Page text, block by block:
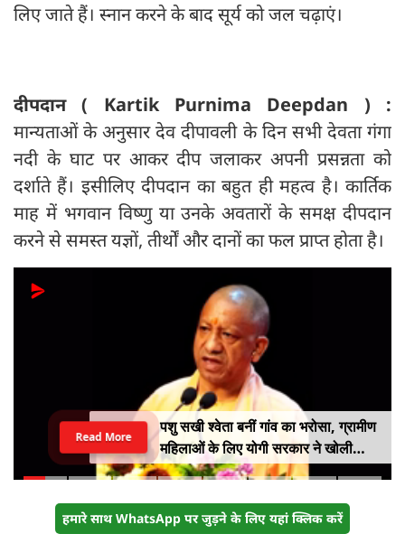
लिए जाते हैं। स्नान करने के बाद सूर्य को जल चढ़ाएं।
दीपदान ( Kartik Purnima Deepdan ) :
मान्यताओं के अनुसार देव दीपावली के दिन सभी देवता गंगा
नदी के घाट पर आकर दीप जलाकर अपनी प्रसन्नता को
दर्शाते हैं। इसीलिए दीपदान का बहुत ही महत्व है। कार्तिक
माह में भगवान विष्णु या उनके अवतारों के समक्ष दीपदान
करने से समस्त यज्ञों, तीर्थों और दानों का फल प्राप्त होता है।
पशु सखी श्वेता बनीं गांव का भरोसा, ग्रामीण
महिलाओं के लिए योगी सरकार ने खोली
आत्मनिर्भरता की राह
Read More
हमारे साथ WhatsApp पर जुड़ने के लिए यहां क्लिक करें